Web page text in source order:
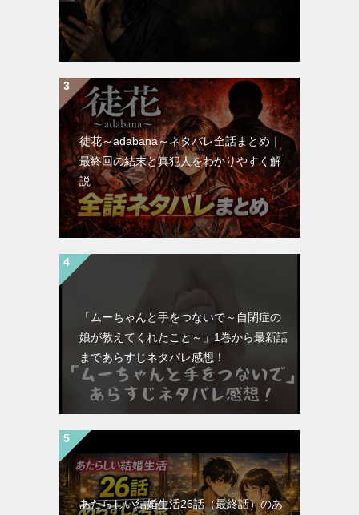
徒花～adabana～ネタバレ全話まとめ｜
最終回の結末と真犯人をわかりやすく解
説
「ムーちゃんと手をつないで～自閉症の
娘が教えてくれたこと～」1巻から最新話
まであらすじネタバレ感想！
あたらしい結婚生活26話（最終話）のあ